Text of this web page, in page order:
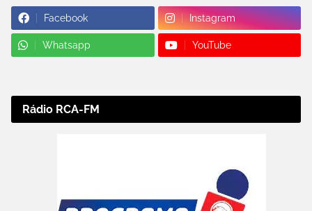
Facebook Instagram
Whatsapp YouTube
Rádio RCA-FM